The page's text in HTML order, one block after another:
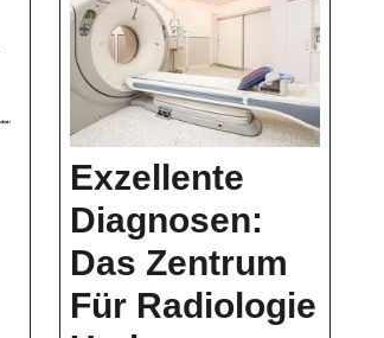
Exzellente
Diagnosen:
Das Zentrum
Für Radiologie